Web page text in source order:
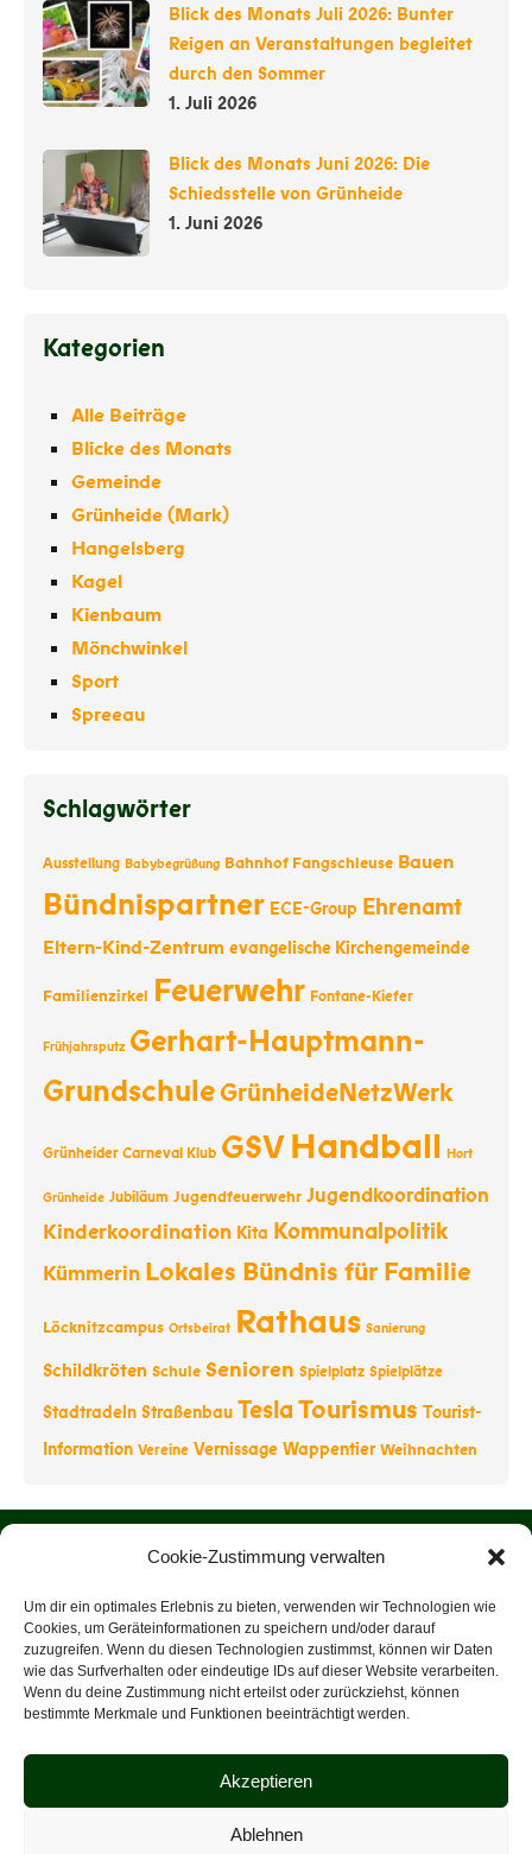
Cookie-Zustimmung verwalten
Um dir ein optimales Erlebnis zu bieten, verwenden wir Technologien wie
Cookies, um Geräteinformationen zu speichern und/oder darauf
zuzugreifen. Wenn du diesen Technologien zustimmst, können wir Daten
wie das Surfverhalten oder eindeutige IDs auf dieser Website verarbeiten.
Wenn du deine Zustimmung nicht erteilst oder zurückziehst, können
bestimmte Merkmale und Funktionen beeinträchtigt werden.
Akzeptieren
Ablehnen
Blick des Monats Juli 2026: Bunter
Reigen an Veranstaltungen begleitet
durch den Sommer
1. Juli 2026
Blick des Monats Juni 2026: Die
Schiedsstelle von Grünheide
1. Juni 2026
Kategorien
Alle Beiträge
Blicke des Monats
Gemeinde
Grünheide (Mark)
Hangelsberg
Kagel
Kienbaum
Mönchwinkel
Sport
Spreeau
Schlagwörter
Ausstellung Babybegrüßung Bahnhof Fangschleuse Bauen
Bündnispartner ECE-Group Ehrenamt
Eltern-Kind-Zentrum evangelische Kirchengemeinde
Familienzirkel Feuerwehr Fontane-Kiefer
Frühjahrsputz Gerhart-Hauptmann-
GrundschuleGrünheideNetzWerk
Grünheider Carneval Klub GSVHandball Hort
Grünheide Jubiläum Jugendfeuerwehr Jugendkoordination
Kinderkoordination Kita Kommunalpolitik
Kümmerin Lokales Bündnis für Familie
Löcknitzcampus Ortsbeirat Rathaus Sanierung
Schildkröten Schule Senioren Spielplatz Spielplätze
Stadtradeln Straßenbau TeslaTourismus Tourist-
Information Vereine Vernissage Wappentier Weihnachten
Über uns
Rathaus
Tourist-Information
Veranstaltungen
Datenschutz